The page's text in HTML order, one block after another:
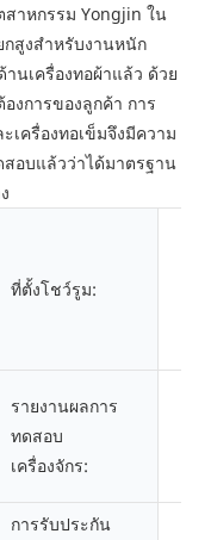
าหกรรม Yongjin ใน
สูงสำหรับงานหนัก
นเครื่องทอผ้าแล้ว ด้วย
งการของลูกค้า การ
เครื่องทอเข็มจึงมีความ
อบแล้วว่าได้มาตรฐาน
ที่ตั้งโชว์รูม:
รายงานผลการ
ทดสอบ
เครื่องจักร:
การรับประกัน